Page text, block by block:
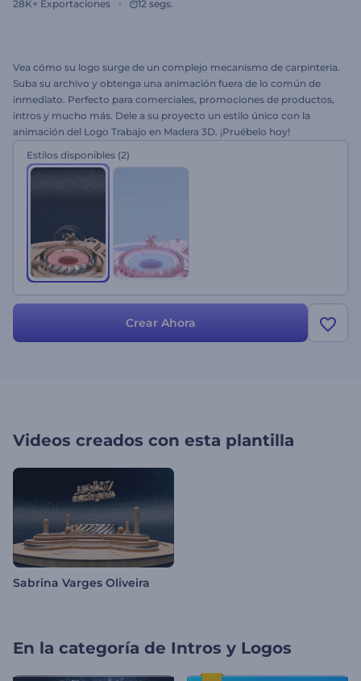
28K+ Exportaciones 12 segs.
Vea cómo su logo surge de un complejo mecanismo de carpintería.
Suba su archivo y obtenga una animación fuera de lo común de
inmediato. Perfecto para comerciales, promociones de productos,
intros y mucho más. Dele a su proyecto un estilo único con la
animación del Logo Trabajo en Madera 3D. ¡Pruébelo hoy!
Estilos disponibles (2)
Crear Ahora
Videos creados con esta plantilla
Sabrina Varges Oliveira
En la categoría de Intros y Logos